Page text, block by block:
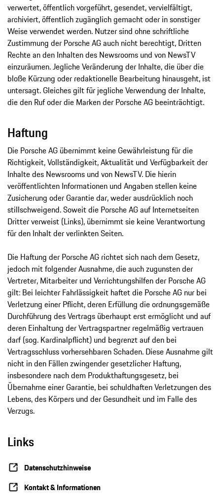
verwertet, öffentlich vorgeführt, gesendet, vervielfältigt,
archiviert, öffentlich zugänglich gemacht oder in sonstiger
Weise verwendet werden. Nutzer sind ohne schriftliche
Zustimmung der Porsche AG auch nicht berechtigt, Dritten
Rechte an den Inhalten des Newsrooms und von NewsTV
einzuräumen. Jegliche Veränderung der Inhalte, die über die
bloße Kürzung oder redaktionelle Bearbeitung hinausgeht, ist
untersagt. Gleiches gilt für jegliche Verwendung der Inhalte,
die den Ruf oder die Marken der Porsche AG beeinträchtigt.
Haftung
Die Porsche AG übernimmt keine Gewährleistung für die
Richtigkeit, Vollständigkeit, Aktualität und Verfügbarkeit der
Inhalte des Newsrooms und von NewsTV. Die hierin
veröffentlichten Informationen und Angaben stellen keine
Zusicherung oder Garantie dar, weder ausdrücklich noch
stillschweigend. Soweit die Porsche AG auf Internetseiten
Dritter verweist (Links), übernimmt sie keine Verantwortung
für den Inhalt der verlinkten Seiten.
Die Haftung der Porsche AG richtet sich nach dem Gesetz,
jedoch mit folgender Ausnahme, die auch zugunsten der
Vertreter, Mitarbeiter und Verrichtungshilfen der Porsche AG
gilt: Bei leichter Fahrlässigkeit haftet die Porsche AG nur bei
Verletzung einer Pflicht, deren Erfüllung die ordnungsgemäße
Durchführung des Vertrags überhaupt erst ermöglicht und auf
deren Einhaltung der Vertragspartner regelmäßig vertrauen
darf (sog. Kardinalpflicht) und begrenzt auf den bei
Vertragsschluss vorhersehbaren Schaden. Diese Ausnahme gilt
nicht in den Fällen zwingender gesetzlicher Haftung,
insbesondere nach dem Produkthaftungsgesetz, bei
Übernahme einer Garantie, bei schuldhaften Verletzungen des
Lebens, des Körpers und der Gesundheit und im Falle des
Verzugs.
Links
Datenschutzhinweise
Kontakt & Informationen